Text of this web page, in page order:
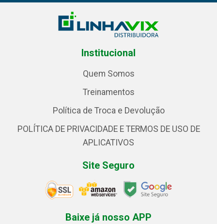
Institucional
Quem Somos
Treinamentos
Política de Troca e Devolução
POLÍTICA DE PRIVACIDADE E TERMOS DE USO DE
APLICATIVOS
Site Seguro
Baixe já nosso APP